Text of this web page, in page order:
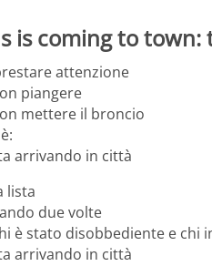
is coming to
attenzione
piangere
mettere il broncio
arrivando in città
lista
due volte
è stato disobbediente e chi
arrivando in città